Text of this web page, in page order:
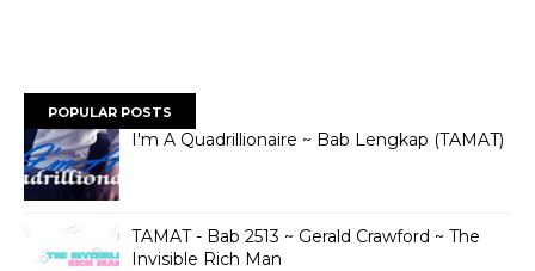
POPULAR POSTS
I'm A Quadrillionaire ~ Bab Lengkap (TAMAT)
TAMAT - Bab 2513 ~ Gerald Crawford ~ The
Invisible Rich Man